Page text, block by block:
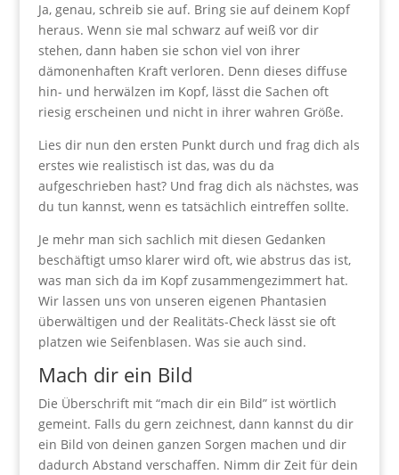
Ja, genau, schreib sie auf. Bring sie auf deinem Kopf
heraus. Wenn sie mal schwarz auf weiß vor dir
stehen, dann haben sie schon viel von ihrer
dämonenhaften Kraft verloren. Denn dieses diffuse
hin- und herwälzen im Kopf, lässt die Sachen oft
riesig erscheinen und nicht in ihrer wahren Größe.
Lies dir nun den ersten Punkt durch und frag dich als
erstes wie realistisch ist das, was du da
aufgeschrieben hast? Und frag dich als nächstes, was
du tun kannst, wenn es tatsächlich eintreffen sollte.
Je mehr man sich sachlich mit diesen Gedanken
beschäftigt umso klarer wird oft, wie abstrus das ist,
was man sich da im Kopf zusammengezimmert hat.
Wir lassen uns von unseren eigenen Phantasien
überwältigen und der Realitäts-Check lässt sie oft
platzen wie Seifenblasen. Was sie auch sind.
Mach dir ein Bild
Die Überschrift mit “mach dir ein Bild” ist wörtlich
gemeint. Falls du gern zeichnest, dann kannst du dir
ein Bild von deinen ganzen Sorgen machen und dir
dadurch Abstand verschaffen. Nimm dir Zeit für dein